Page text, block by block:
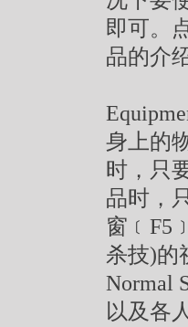
即可。
品的介
身上的
时，只
品时，
窗
杀技)的
Normal
以及各